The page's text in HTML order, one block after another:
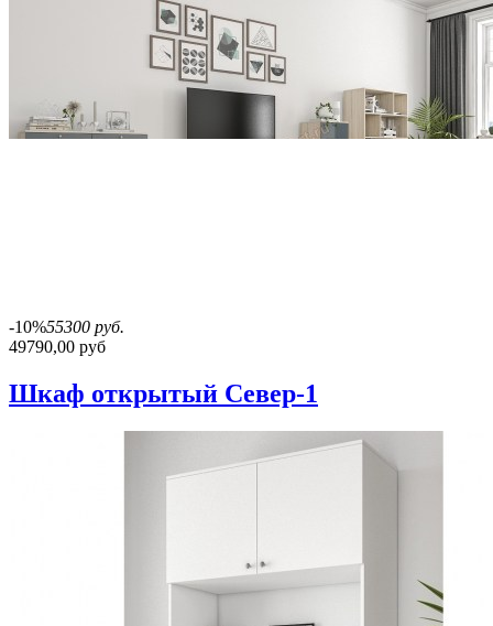
-10%55300 руб.
49790,00 руб
Шкаф открытый Север-1